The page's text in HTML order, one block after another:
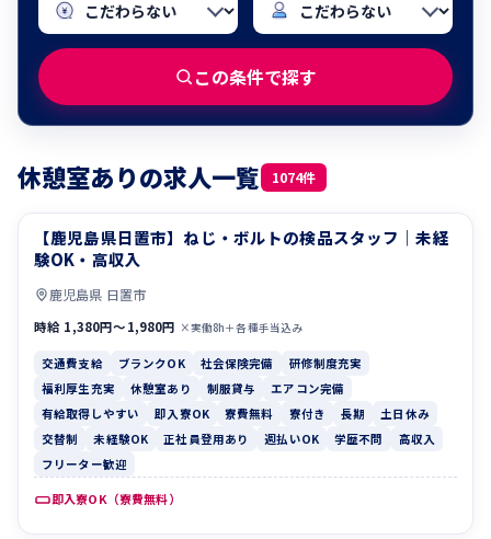
この条件で探す
休憩室ありの求人一覧 1074件
交通費支給 ブランクOK
【鹿児島県日置市】ねじ・ボルトの検品スタッフ｜未経
験OK・高収入
鹿児島県 日置市
時給 1,380円〜1,980円 ×実働8h＋各種手当込み
交通費支給 ブランクOK 社会保険完備
研修制度充実
福利厚生充実
休憩室あり 制服貸与
エアコン完備
有給取得しやすい
即入寮OK 寮費無料 寮付き 長期
土日休み
交替制
未経験OK 正社員登用あり 週払いOK 学歴不問
高収入
フリーター歓迎
即入寮OK（寮費無料）